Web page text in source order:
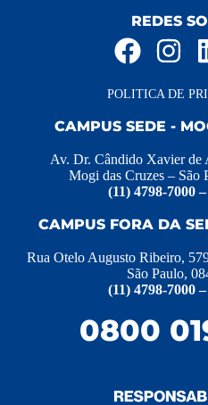
REDES
POLITICA DE
CAMPUS SEDE -
Av. Dr. Cândido Xavier de
Mogi das Cruzes – São
(11) 4798-7000
CAMPUS FORA DA
Rua Otelo Augusto Ribeiro,
São Paulo,
(11) 4798-7000
0800